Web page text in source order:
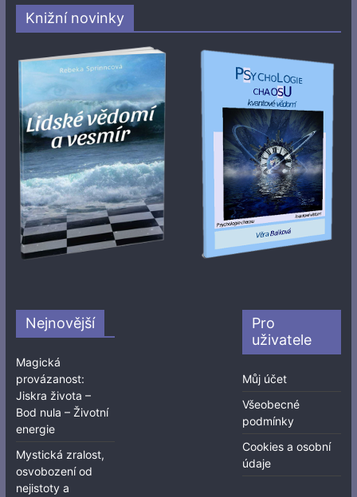
Knižní novinky
Nejnovější
Magická
provázanost:
Jiskra života –
Bod nula – Životní
energie
Mystická zralost,
osvobození od
nejistoty a
Pro
uživatele
Můj účet
Všeobecné
podmínky
Cookies a osobní
údaje